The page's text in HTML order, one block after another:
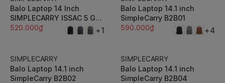
Balo Laptop 14 Inch
SIMPLECARRY ISSAC 5 Gọn
Nhẹ, Dày dặn, Chắc Chắn
520.000₫ +1
Balo Laptop 14.1 inch
SimpleCarry B2B01
590.000₫
+4
SIMPLECARRY
Balo Laptop 14.1 inch
SimpleCarry B2B02
SIMPLECARRY
Balo Laptop 14.1 inch
SimpleCarry B2B04